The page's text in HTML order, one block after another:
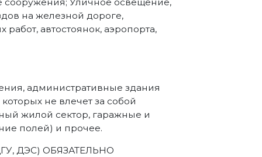
на железной дороге,
автостоянок, аэропорта,
административные здания
не влечет за собой
жилой сектор, гаражные и
полей) и прочее.
ДЭС) ОБЯЗАТЕЛЬНО